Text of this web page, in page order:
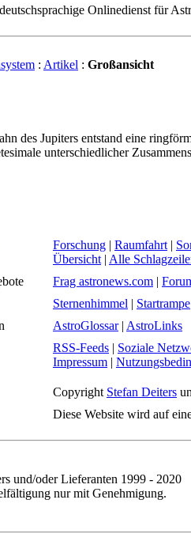
Onlinedienst für
: Artikel : Großansicht
des Jupiters entstand eine
unterschiedlicher
Forschung | Raumfahrt |
Übersicht | Alle
Frag astronews.com |
Sternenhimmel | Startrampe
AstroGlossar| AstroLinks
RSS-Feeds | Soziale
Impressum |
Copyright Stefan Deiters
Diese Website wird auf
und/oder Lieferanten 1999 - 2020
nur mit Genehmigung.